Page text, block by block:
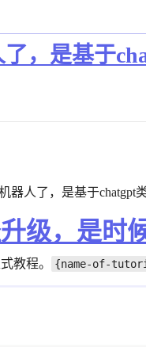
，是基于
器人了，是基于chatgpt
级，是时
教程。 {name-of-